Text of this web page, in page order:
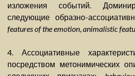
изложения событий.
следующие образно-
features of the emotion,animalistic
4. Ассоциативные
посредством метонимических